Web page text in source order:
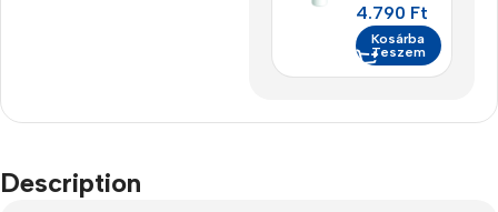
4.790 Ft
Kosárba
Teszem
Description